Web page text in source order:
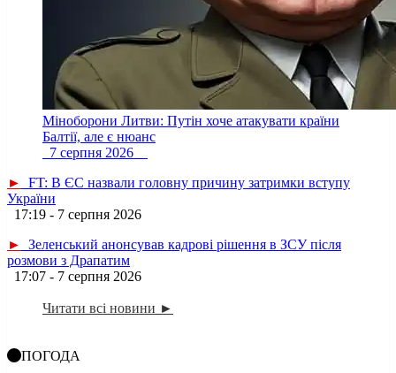
Міноборони Литви: Путін хоче атакувати країни
Балтії, але є нюанс
7 серпня 2026
►
FT: В ЄС назвали головну причину затримки вступу
України
17:19 - 7 серпня 2026
►
Зеленський анонсував кадрові рішення в ЗСУ після
розмови з Драпатим
17:07 - 7 серпня 2026
Читати всі новини ►
ПОГОДА